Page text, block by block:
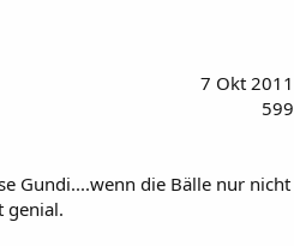
7 Okt 2011
599
Gundi....wenn die Bälle nur nicht
genial.